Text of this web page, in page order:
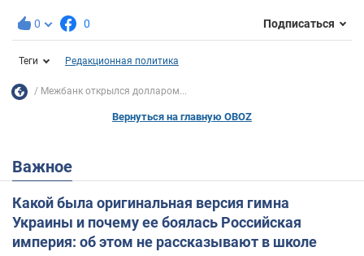
0 0 Подписаться
Теги Редакционная политика
Межбанк открылся долларом...
Вернуться на главную OBOZ
Важное
Какой была оригинальная версия гимна
Украины и почему ее боялась Российская
империя: об этом не рассказывают в школе